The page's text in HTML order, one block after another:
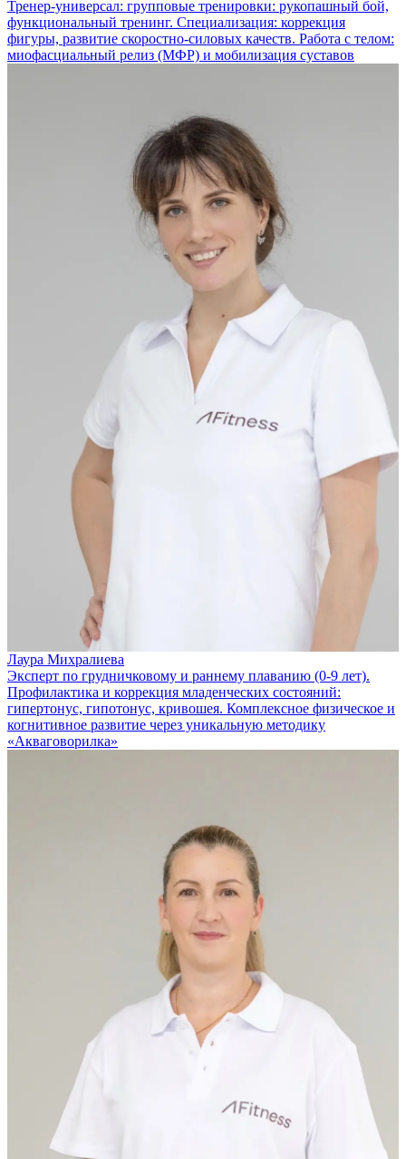
Тренер-универсал: групповые тренировки: рукопашный бой,
функциональный тренинг. Специализация: коррекция
фигуры, развитие скоростно-силовых качеств. Работа с телом:
миофасциальный релиз (МФР) и мобилизация суставов
Лаура Михралиева
Эксперт по грудничковому и раннему плаванию (0-9 лет).
Профилактика и коррекция младенческих состояний:
гипертонус, гипотонус, кривошея. Комплексное физическое и
когнитивное развитие через уникальную методику
«Акваговорилка»